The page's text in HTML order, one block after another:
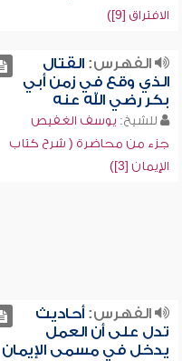
الافتراق [9])
الفهرس:القتال
الذي وقع في زمن أبي
بكر رضي الله عنه
للشيخ: يوسف الغفيص
جزء من محاضرة ( شرح كتاب
الإيمان [3])
الفهرس:أحاديث
تدل على أن العمل
يدخل في مسمى الإيمان